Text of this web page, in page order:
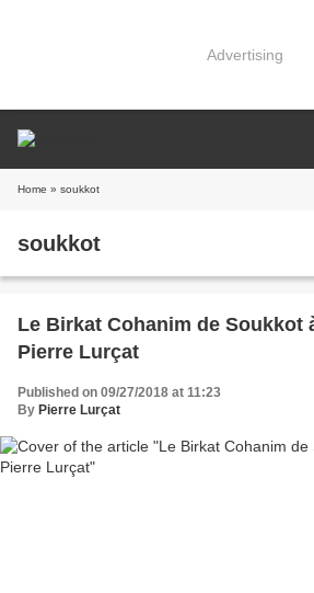
Advertising
Home » soukkot
soukkot
Le Birkat Cohanim de Soukkot
Pierre Lurçat
Published on 09/27/2018 at 11:23
By Pierre Lurçat